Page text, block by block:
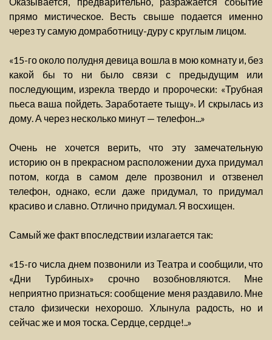
прямо мистическое. Весть свыше подается именно
через ту самую домработницу-дуру с круглым лицом.
«15-го около полудня девица вошла в мою комнату и, без
какой бы то ни было связи с предыдущим или
последующим, изрекла твердо и пророчески: «Трубная
пьеса ваша пойдеть. Заработаете тыщу». И скрылась из
дому. А через несколько минут — телефон...»
Очень не хочется верить, что эту замечательную
историю он в прекрасном расположении духа придумал
потом, когда в самом деле прозвонил и отзвенел
телефон, однако, если даже придумал, то придумал
красиво и славно. Отлично придумал. Я восхищен.
Самый же факт впоследствии излагается так:
«15-го числа днем позвонили из Театра и сообщили, что
«Дни Турбиных» срочно возобновляются. Мне
неприятно признаться: сообщение меня раздавило. Мне
стало физически нехорошо. Хлынула радость, но и
сейчас же и моя тоска. Сердце, сердце!..»